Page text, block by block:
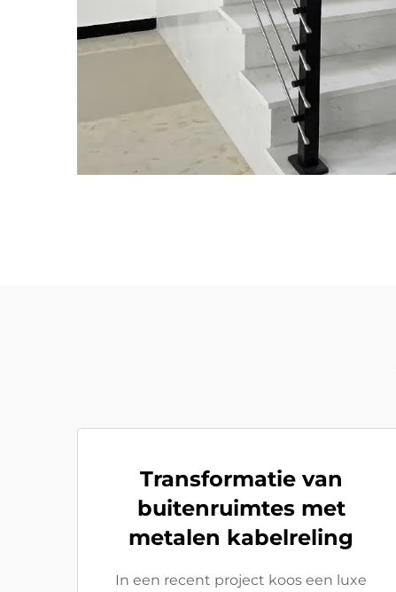
Transformatie van
buitenruimtes met
metalen kabelreling
In een recent project koos een luxe